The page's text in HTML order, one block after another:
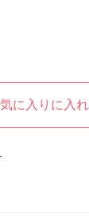
に入りに入